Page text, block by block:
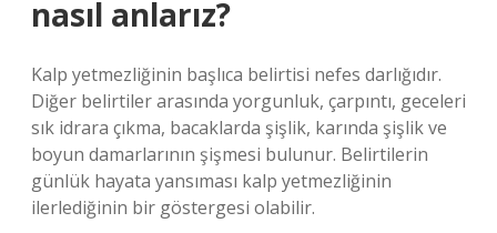
nasıl anlarız?
Kalp yetmezliğinin başlıca belirtisi nefes darlığıdır.
Diğer belirtiler arasında yorgunluk, çarpıntı, geceleri
sık idrara çıkma, bacaklarda şişlik, karında şişlik ve
boyun damarlarının şişmesi bulunur. Belirtilerin
günlük hayata yansıması kalp yetmezliğinin
ilerlediğinin bir göstergesi olabilir.